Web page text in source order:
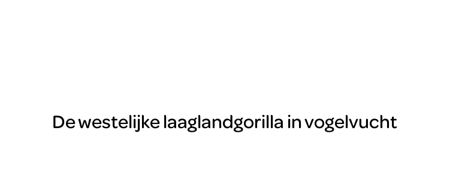
De westelijke laaglandgorilla in vogelvucht